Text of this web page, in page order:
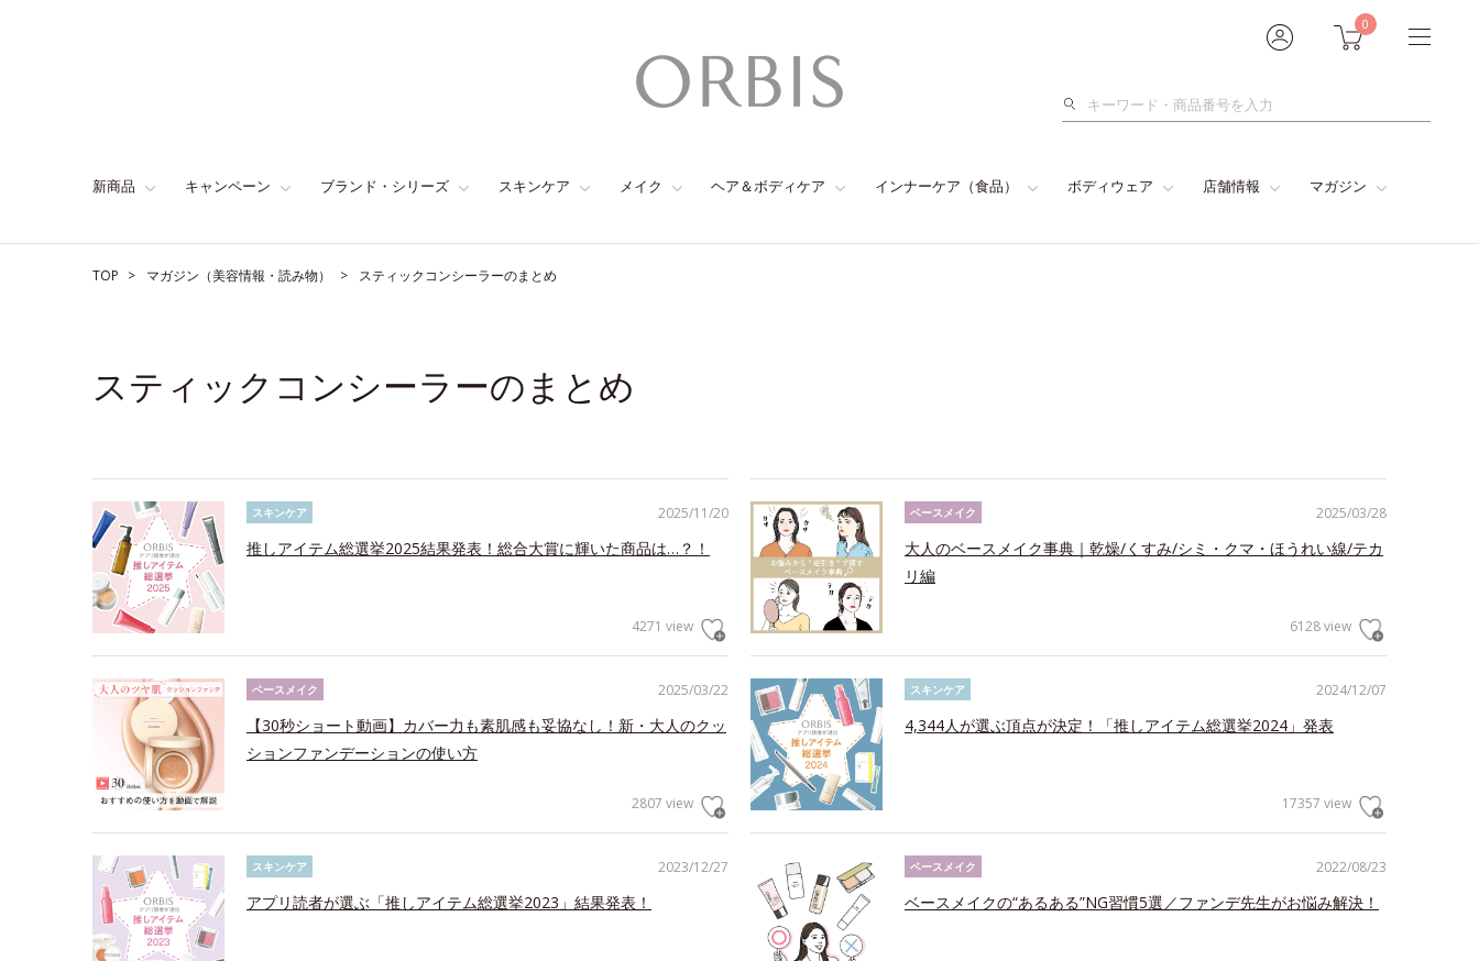
0
検
新商品 キャンペーン ブランド・シリーズ スキンケア メイク ヘア＆ボディケア インナーケア（食品） ボディウェア 店舗情報 マガジン
TOP マガジン（美容情報・読み物） スティックコンシーラーのまとめ
スティックコンシーラーのまとめ
2025/11/20
スキンケア
推しアイテム総選挙2025結果発表！総合大賞に輝いた商品は…？！
4271 view
2025/03/28
ベースメイク
大人のベースメイク事典｜乾燥/くすみ/シミ・クマ・ほうれい線/テカ
リ編
6128 view
2025/03/22
ベースメイク
【30秒ショート動画】カバー力も素肌感も妥協なし！新・大人のクッ
ションファンデーションの使い方
2807 view
2024/12/07
スキンケア
4,344人が選ぶ頂点が決定！「推しアイテム総選挙2024」発表
17357 view
2023/12/27
スキンケア
アプリ読者が選ぶ「推しアイテム総選挙2023」結果発表！
2022/08/23
ベースメイク
ベースメイクの“あるある”NG習慣5選／ファンデ先生がお悩み解決！